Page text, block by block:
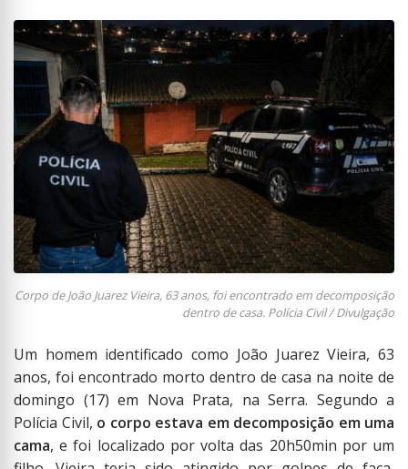
Corpo de João Juarez Vieira, 63 anos, foi encontrado em decomposição
dentro de casa. Polícia Civil / Divulgação
Um homem identificado como João Juarez Vieira, 63
anos, foi encontrado morto dentro de casa na noite de
domingo (17) em Nova Prata, na Serra. Segundo a
Polícia Civil, o corpo estava em decomposição em uma
cama, e foi localizado por volta das 20h50min por um